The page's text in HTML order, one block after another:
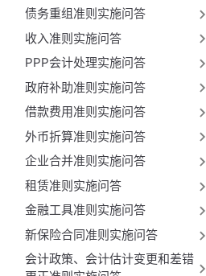
债务重组准则实施问答
收入准则实施问答
PPP会计处理实施问答
政府补助准则实施问答
借款费用准则实施问答
外币折算准则实施问答
企业合并准则实施问答
租赁准则实施问答
金融工具准则实施问答
新保险合同准则实施问答
会计政策、会计估计变更和差错